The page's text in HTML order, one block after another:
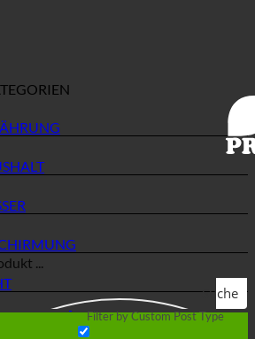
Suche
Filter by Custom Post Type